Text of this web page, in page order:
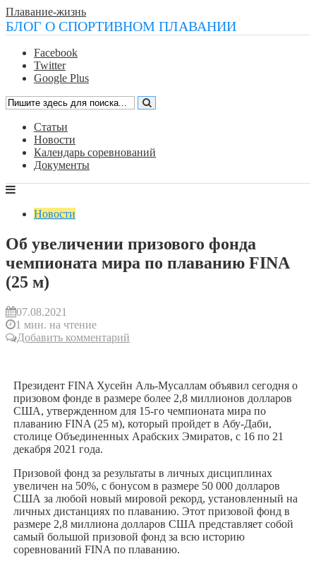
Плавание-жизнь
БЛОГ О СПОРТИВНОМ ПЛАВАНИИ
Facebook
Twitter
Google Plus
Статьи
Новости
Календарь соревнований
Документы
Новости
Об увеличении призового фонда
чемпионата мира по плаванию FINA
(25 м)
07.08.2021
1 мин. на чтение
Добавить комментарий
Президент FINA Хусейн Аль-Мусаллам объявил сегодня о
призовом фонде в размере более 2,8 миллионов долларов
США, утвержденном для 15-го чемпионата мира по
плаванию FINA (25 м), который пройдет в Абу-Даби,
столице Объединенных Арабских Эмиратов, с 16 по 21
декабря 2021 года.
Призовой фонд за результаты в личных дисциплинах
увеличен на 50%, с бонусом в размере 50 000 долларов
США за любой новый мировой рекорд, установленный на
личных дистанциях по плаванию. Этот призовой фонд в
размере 2,8 миллиона долларов США представляет собой
самый большой призовой фонд за всю историю
соревнований FINA по плаванию.